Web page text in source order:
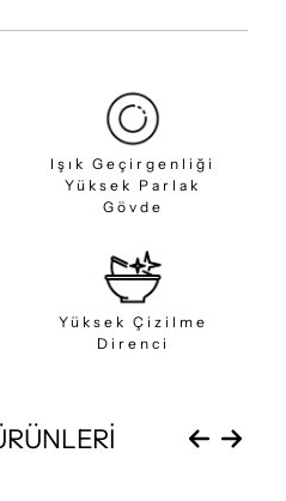
Işık Geçirgenliği
Yüksek Parlak
Gövde
Yüksek Çizilme
Direnci